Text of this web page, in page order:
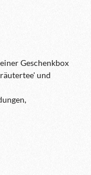
Geschenkbox
und